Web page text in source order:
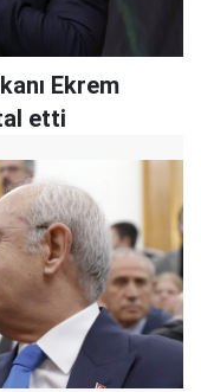
Ekrem
etti